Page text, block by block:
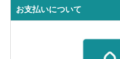
お支払いについて